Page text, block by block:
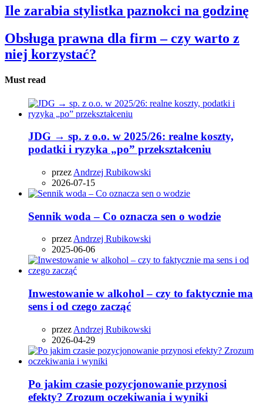
Ile zarabia stylistka paznokci na godzinę
Obsługa prawna dla firm – czy warto z
niej korzystać?
Must read
JDG → sp. z o.o. w 2025/26: realne koszty,
podatki i ryzyka „po” przekształceniu
przez Andrzej Rubikowski
2026-07-15
Sennik woda – Co oznacza sen o wodzie
przezAndrzej Rubikowski
2025-06-06
Inwestowanie w alkohol – czy to faktycznie ma
sens i od czego zacząć
przez Andrzej Rubikowski
2026-04-29
Po jakim czasie pozycjonowanie przynosi
efekty? Zrozum oczekiwania i wyniki